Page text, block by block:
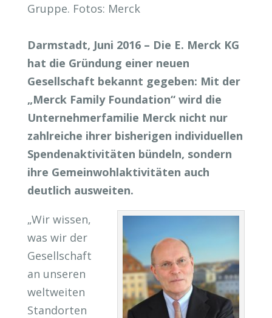
Gruppe. Fotos: Merck
Darmstadt, Juni 2016 – Die E. Merck KG
hat die Gründung einer neuen
Gesellschaft bekannt gegeben: Mit der
„Merck Family Foundation“ wird die
Unternehmerfamilie Merck nicht nur
zahlreiche ihrer bisherigen individuellen
Spendenaktivitäten bündeln, sondern
ihre Gemeinwohlaktivitäten auch
deutlich ausweiten.
„Wir wissen,
was wir der
Gesellschaft
an unseren
weltweiten
Standorten